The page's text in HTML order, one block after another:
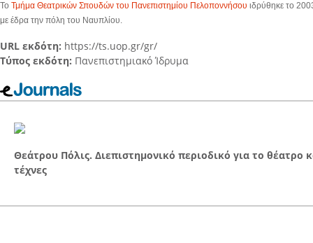
Το Τμήμα Θεατρικών Σπουδών του Πανεπιστημίου Πελοποννήσου ιδρύθηκε το
με έδρα την πόλη του Ναυπλίου.
URL εκδότη: https://ts.uop.gr/gr/
Τύπος εκδότη: Πανεπιστημιακό Ίδρυμα
Θεάτρου Πόλις. Διεπιστημονικό περιοδικό για το θέατρο
τέχνες